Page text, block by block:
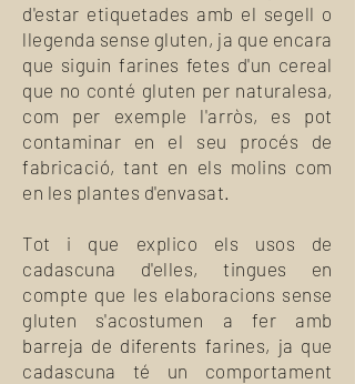
d'estar etiquetades amb el segell o
llegenda sense gluten, ja que encara
que siguin farines fetes d'un cereal
que no conté gluten per naturalesa,
com per exemple l'arròs, es pot
contaminar en el seu procés de
fabricació, tant en els molins com
en les plantes d'envasat.
Tot i que explico els usos de
cadascuna d'elles, tingues en
compte que les elaboracions sense
gluten s'acostumen a fer amb
barreja de diferents farines, ja que
cadascuna té un comportament